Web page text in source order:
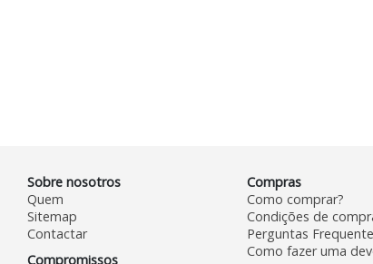
Sobre nosotros
Quem
Sitemap
Contactar
Compromissos
Compras
Como comprar?
Condições de
Perguntas
Como fazer uma